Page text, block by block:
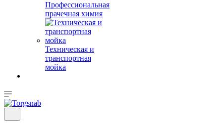
Профессиональная
прачечная химия
Техническая и
транспортная
мойка